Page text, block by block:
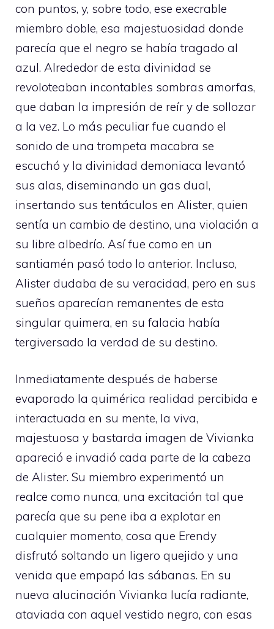
con puntos, y, sobre todo, ese execrable
miembro doble, esa majestuosidad donde
parecía que el negro se había tragado al
azul. Alrededor de esta divinidad se
revoloteaban incontables sombras amorfas,
que daban la impresión de reír y de sollozar
a la vez. Lo más peculiar fue cuando el
sonido de una trompeta macabra se
escuchó y la divinidad demoniaca levantó
sus alas, diseminando un gas dual,
insertando sus tentáculos en Alister, quien
sentía un cambio de destino, una violación a
su libre albedrío. Así fue como en un
santiamén pasó todo lo anterior. Incluso,
Alister dudaba de su veracidad, pero en sus
sueños aparecían remanentes de esta
singular quimera, en su falacia había
tergiversado la verdad de su destino.
Inmediatamente después de haberse
evaporado la quimérica realidad percibida e
interactuada en su mente, la viva,
majestuosa y bastarda imagen de Vivianka
apareció e invadió cada parte de la cabeza
de Alister. Su miembro experimentó un
realce como nunca, una excitación tal que
parecía que su pene iba a explotar en
cualquier momento, cosa que Erendy
disfrutó soltando un ligero quejido y una
venida que empapó las sábanas. En su
nueva alucinación Vivianka lucía radiante,
ataviada con aquel vestido negro, con esas